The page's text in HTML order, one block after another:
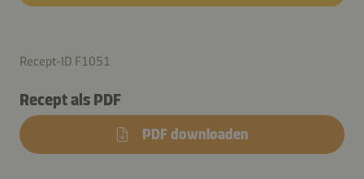
Recept-ID F1051
Recept als PDF
PDF downloaden